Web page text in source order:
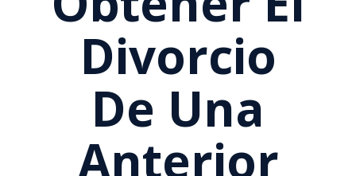
Divorcio
De Una
Anterior